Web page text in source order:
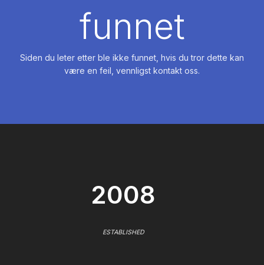
funnet
Siden du leter etter ble ikke funnet, hvis du tror dette kan
være en feil, vennligst kontakt oss.
2008
ESTABLISHED